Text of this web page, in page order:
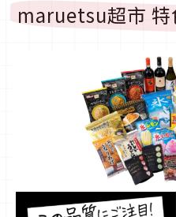
maruetsu超市 特